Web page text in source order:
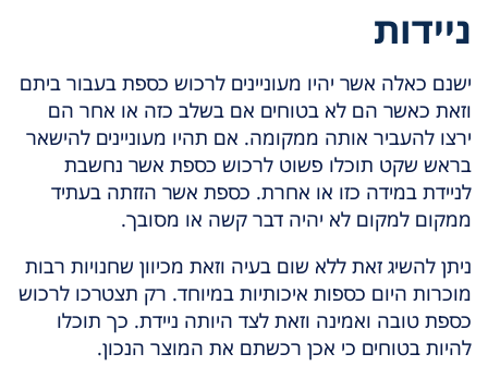
ניידות
ישנם כאלה אשר יהיו מעוניינים לרכוש כספת בעבור ביתם
וזאת כאשר הם לא בטוחים אם בשלב כזה או אחר הם
ירצו להעביר אותה ממקומה. אם תהיו מעוניינים להישאר
בראש שקט תוכלו פשוט לרכוש כספת אשר נחשבת
לניידת במידה כזו או אחרת. כספת אשר הזזתה בעתיד
ממקום למקום לא יהיה דבר קשה או מסובך.
ניתן להשיג זאת ללא שום בעיה וזאת מכיוון שחנויות רבות
מוכרות היום כספות איכותיות במיוחד. רק תצטרכו לרכוש
כספת טובה ואמינה וזאת לצד היותה ניידת. כך תוכלו
להיות בטוחים כי אכן רכשתם את המוצר הנכון.